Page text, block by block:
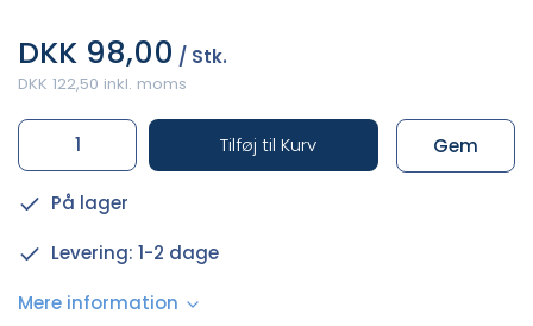
DKK 98,00 / Stk.
DKK 122,50 inkl. moms
Tilføj til Kurv Gem
På lager
Levering: 1-2 dage
Mere information